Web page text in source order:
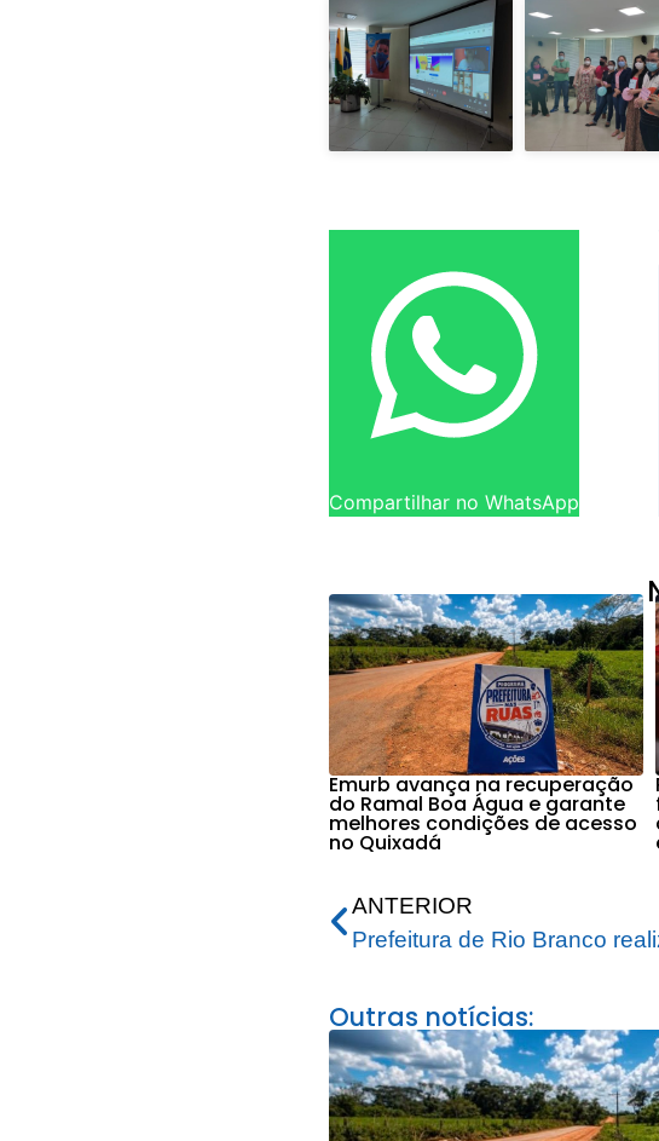
Compartilhar no WhatsApp
Emurb avança na recuperação
do Ramal Boa Água e garante
melhores condições de acesso
no Quixadá
ANTERIOR
Outras notícias: